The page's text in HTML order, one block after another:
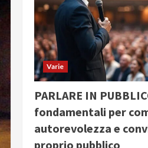
Varie
PARLARE IN
fondamentali per
autorevolezza e
proprio pubblico